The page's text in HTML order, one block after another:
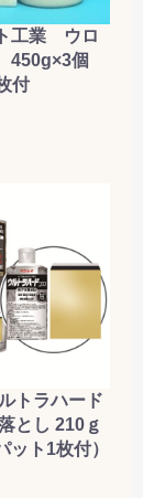
工業 ウロ
450g×3個
付
トラハード
とし 210ｇ
ット1枚付）